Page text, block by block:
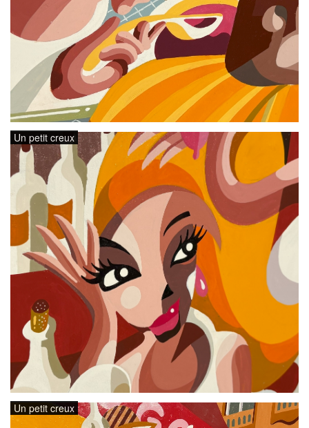
Un petit creux
Un petit creux